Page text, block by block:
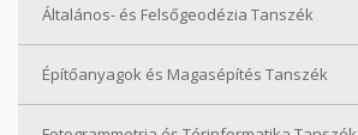
Általános- és Felsőgeodézia Tanszék
Építőanyagok és Magasépítés Tanszék